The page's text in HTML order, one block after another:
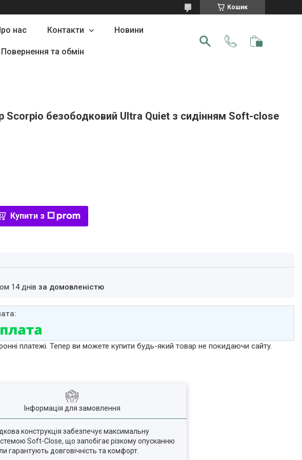
Кошик
нас Контакти Новини
Повернення та обмін
Scorpio безободковий Ultra Quiet з сидінням Soft-close
Купити з
14 днівза домовленістю
платежі. Тепер ви можете купити будь-який товар не покидаючи сайту.
Інформація для замовлення
конструкція забезпечує максимальну
Soft-Close, що запобігає різкому опусканню
гарантують довговічність та комфорт.